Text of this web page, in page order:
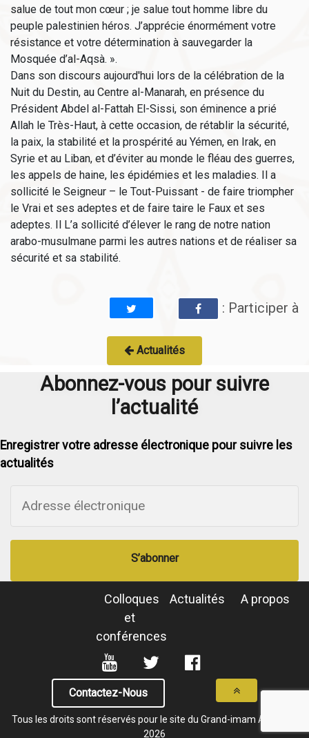
salue de tout mon cœur ; je salue tout homme libre du
peuple palestinien héros. J’apprécie énormément votre
résistance et votre détermination à sauvegarder la
Mosquée d’al-Aqsà. ».
Dans son discours aujourd'hui lors de la célébration de la
Nuit du Destin, au Centre al-Manarah, en présence du
Président Abdel al-Fattah El-Sissi, son éminence a prié
Allah le Très-Haut, à cette occasion, de rétablir la sécurité,
la paix, la stabilité et la prospérité au Yémen, en Irak, en
Syrie et au Liban, et d’éviter au monde le fléau des guerres,
les appels de haine, les épidémies et les maladies. Il a
sollicité le Seigneur – le Tout-Puissant - de faire triompher
le Vrai et ses adeptes et de faire taire le Faux et ses
adeptes. Il L’a sollicité d’élever le rang de notre nation
arabo-musulmane parmi les autres nations et de réaliser sa
sécurité et sa stabilité.
: Participer à
Actualités
Abonnez-vous pour suivre
l’actualité
Enregistrer votre adresse électronique pour suivre les
actualités
S’abonner
A propos
Actualités
Colloques
et
conférences
Contactez-Nous
Tous les droits sont réservés pour le site du Grand-imam Al-Tayeb
2026